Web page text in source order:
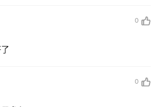
0
0